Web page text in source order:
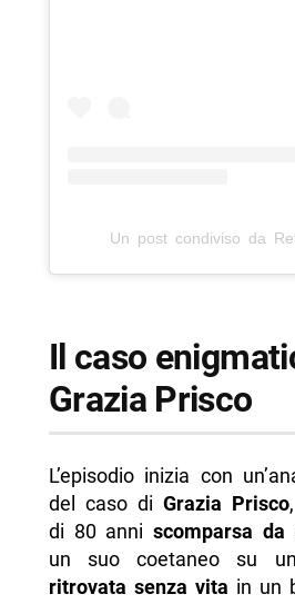
Un post condiviso da
Il caso
Grazia Prisco
L’episodio inizia con
del caso di Grazia Prisco
di 80 anniscomparsa da
un suo coetaneo su
ritrovata senza vita in un